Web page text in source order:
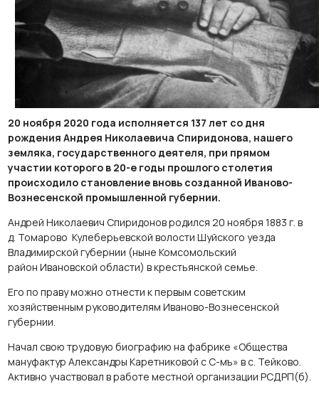
20 ноября 2020 года исполняется 137 лет со дня
рождения Андрея Николаевича Спиридонова, нашего
земляка, государственного деятеля, при прямом
участии которого в 20-е годы прошлого столетия
происходило становление вновь созданной Иваново-
Вознесенской промышленной губернии.
Андрей Николаевич Спиридонов родился 20 ноября 1883 г. в
д. Томарово Кулеберьевской волости Шуйского уезда
Владимирской губернии (ныне Комсомольский
район Ивановской области) в крестьянской семье.
Его по праву можно отнести к первым советским
хозяйственным руководителям Иваново-Вознесенской
губернии.
Начал свою трудовую биографию на фабрике «Общества
мануфактур Александры Каретниковой с С-мъ» в с. Тейково.
Активно участвовал в работе местной организации РСДРП(б).